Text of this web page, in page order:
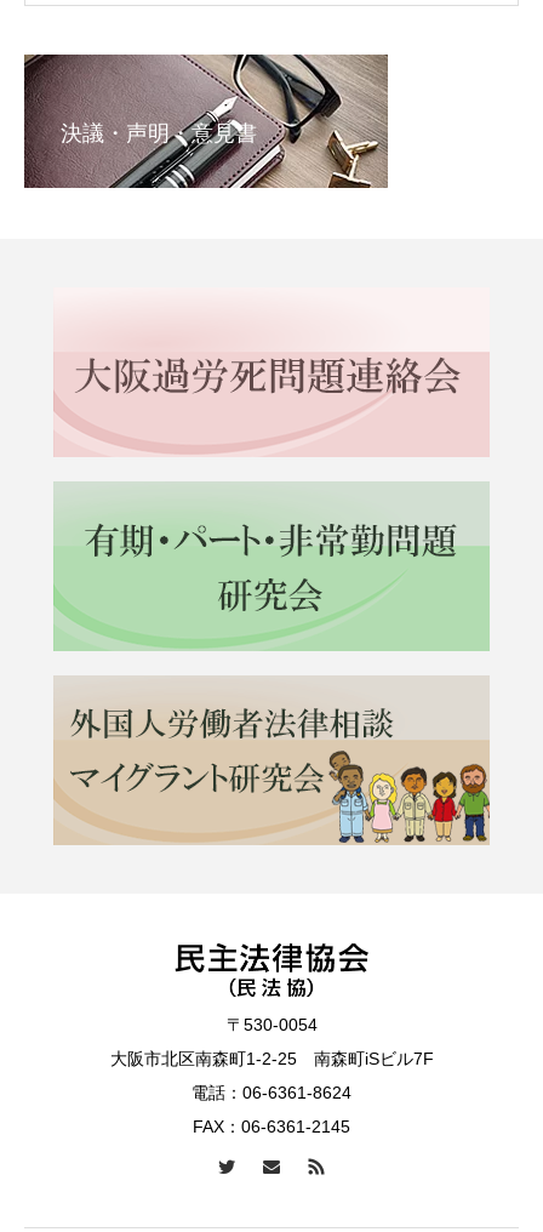
決議・声明・意見書
〒530-0054
大阪市北区南森町1-2-25 南森町iSビル7F
電話： 06-6361-8624
FAX：06-6361-2145